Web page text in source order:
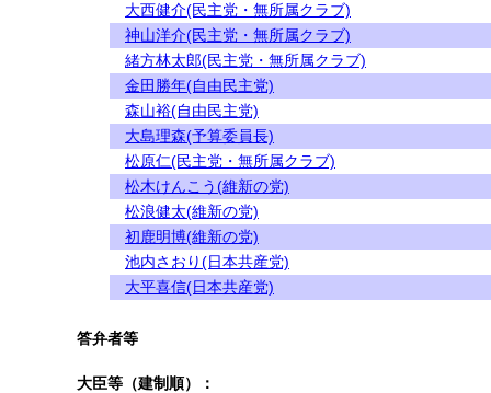
大西健介(民主党・無所属クラブ)
神山洋介(民主党・無所属クラブ)
緒方林太郎(民主党・無所属クラブ)
金田勝年(自由民主党)
森山裕(自由民主党)
大島理森(予算委員長)
松原仁(民主党・無所属クラブ)
松木けんこう(維新の党)
松浪健太(維新の党)
初鹿明博(維新の党)
池内さおり(日本共産党)
大平喜信(日本共産党)
答弁者等
大臣等（建制順）：